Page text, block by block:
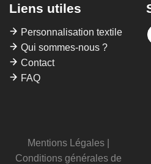
Liens utiles
Personnalisation textile
Qui sommes-nous ?
Contact
FAQ
Mentions Légales
Conditions générales de